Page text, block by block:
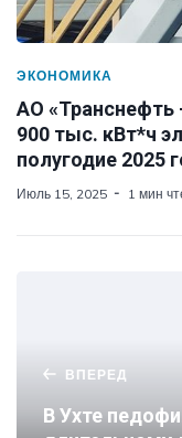
ЭКОНОМИКА
АО «Транснефть
900 тыс. кВт*ч
полугодие 2025
Июль 15, 2025 1 мин
ВПЕРЕД
В Ухте